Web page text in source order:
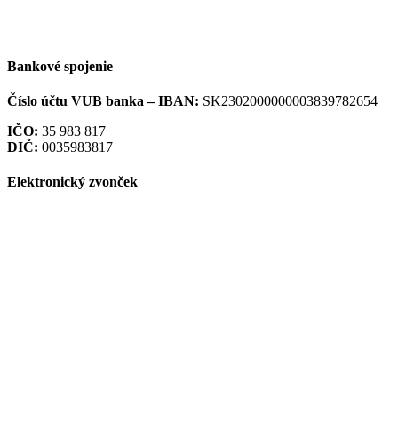
Bankové spojenie
Číslo účtu VUB banka –IBAN: SK2302000000003839782654
IČO: 35 983 817
DIČ: 0035983817
Elektronický zvonček